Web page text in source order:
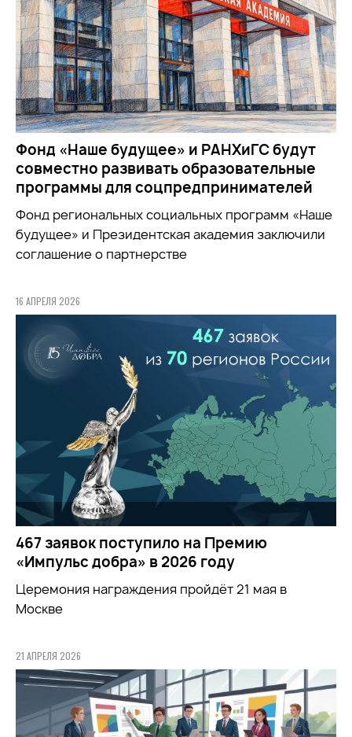
Фонд «Наше будущее» и РАНХиГС будут
совместно развивать образовательные
программы для соцпредпринимателей
Фонд региональных социальных программ «Наше
будущее» и Президентская академия заключили
соглашение о партнерстве
16 АПРЕЛЯ 2026
467 заявок поступило на Премию
«Импульс добра» в 2026 году
Церемония награждения пройдёт 21 мая в
Москве
21 АПРЕЛЯ 2026